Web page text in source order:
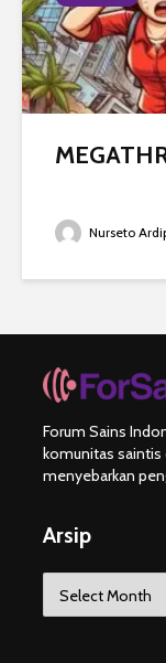
Nurseto
Forum Sains
komunitas saintis
menyebarkan
Arsip